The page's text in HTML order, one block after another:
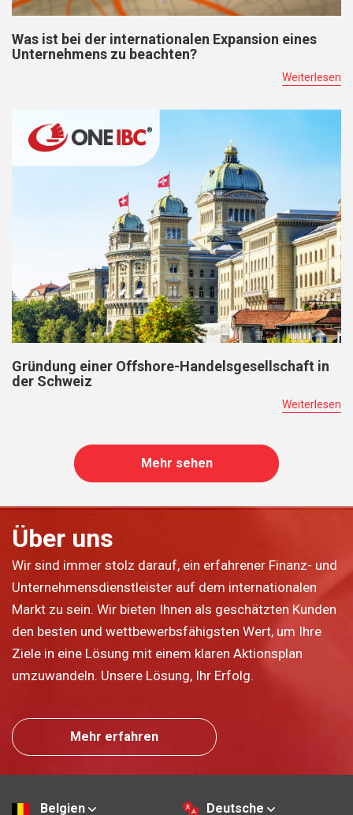
Was ist bei der internationalen Expansion eines
Unternehmens zu beachten?
Weiterlesen
Gründung einer Offshore-Handelsgesellschaft in
der Schweiz
Weiterlesen
Mehr sehen
Über uns
Wir sind immer stolz darauf, ein erfahrener Finanz- und
Unternehmensdienstleister auf dem internationalen
Markt zu sein. Wir bieten Ihnen als geschätzten Kunden
den besten und wettbewerbsfähigsten Wert, um Ihre
Ziele in eine Lösung mit einem klaren Aktionsplan
umzuwandeln. Unsere Lösung, Ihr Erfolg.
Mehr erfahren
Belgien Deutsche